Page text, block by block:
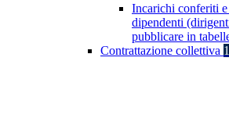
Incarichi conferiti
dipendenti
pubblicare in
Contrattazione collettiva 1